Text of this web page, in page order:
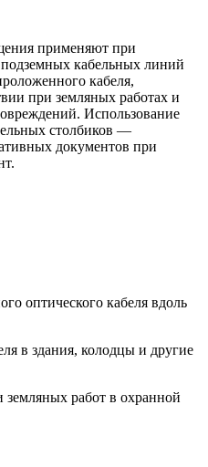
применяют при
подземных кабельных линий
кабеля,
при земляных работах и
Использование
столбиков —
документов при
оптического кабеля вдоль
в здания, колодцы и другие
работ в охранной